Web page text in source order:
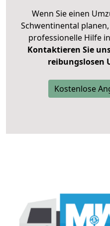
Wenn Sie einen
Schwentinental
professionelle Hilfe
Kontaktieren Sie
reibungslosen
Kostenlose